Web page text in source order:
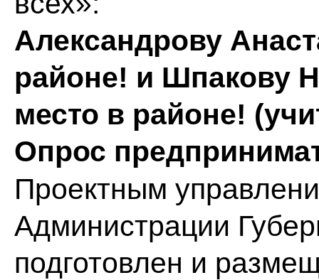
Александрову
районе! и Шпакову
место в районе!
Опрос
Проектным
Администрации
подготовлен и